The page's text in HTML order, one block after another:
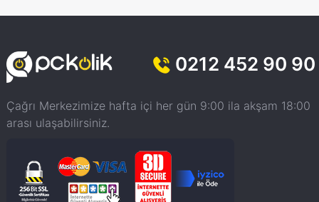
0212 452 90 90
Çağrı Merkezimize hafta içi her gün 9:00 ila akşam 18:00
arası ulaşabilirsiniz.